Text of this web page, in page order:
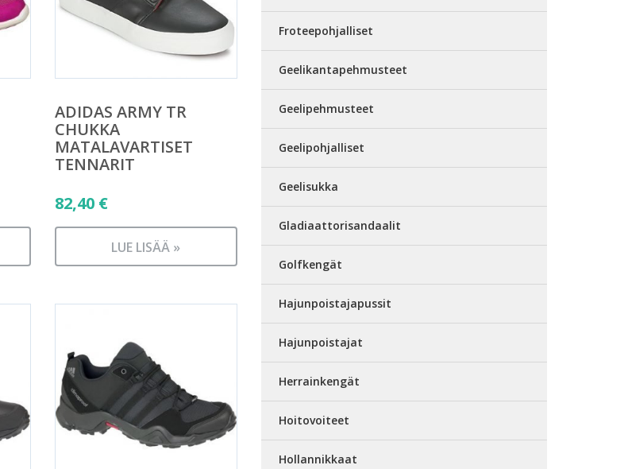
ADIDAS ARMY TR
CHUKKA
MATALAVARTISET
TENNARIT
82,40 €
LUE LISÄÄ »
Froteepohjalliset
Geelikantapehmusteet
Geelipehmusteet
Geelipohjalliset
Geelisukka
Gladiaattorisandaalit
Golfkengät
Hajunpoistajapussit
Hajunpoistajat
Herrainkengät
Hoitovoiteet
Hollannikkaat